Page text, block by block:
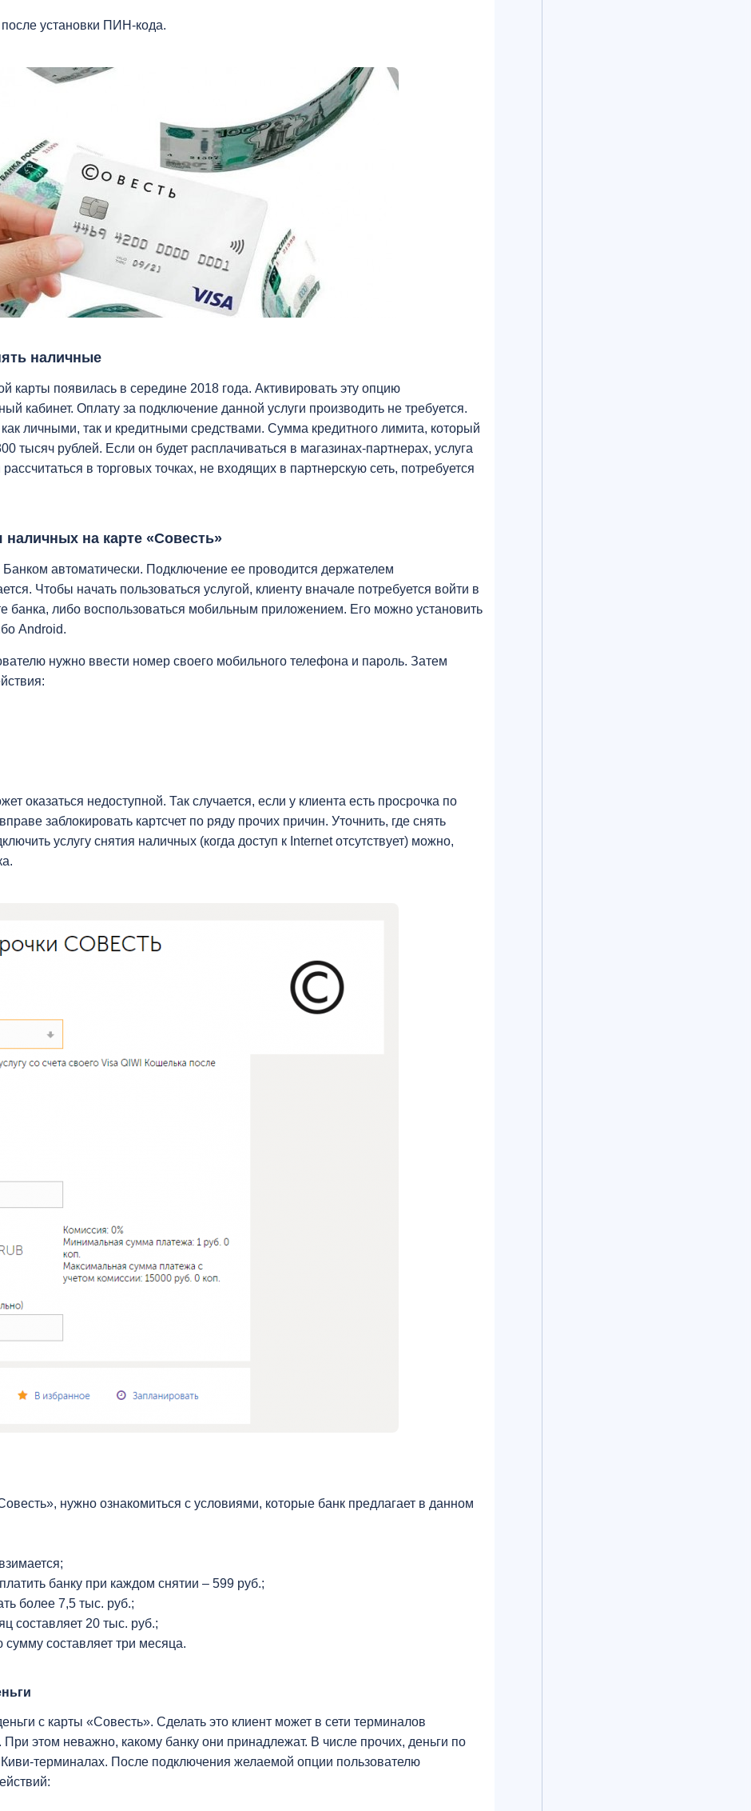
установки ПИН-кода.
наличные
карты появилась в середине 2018 года. Активировать эту опцию
кабинет. Оплату за подключение данной услуги производить не требуется.
личными, так и кредитными средствами. Сумма кредитного лимита, который
тысяч рублей. Если он будет расплачиваться в магазинах-партнерах, услуга
в торговых точках, не входящих в партнерскую сеть, потребуется
на карте «Совесть»
автоматически. Подключение ее проводится держателем
Чтобы начать пользоваться услугой, клиенту вначале потребуется войти в
банка, либо воспользоваться мобильным приложением. Его можно установить
Android.
нужно ввести номер своего мобильного телефона и пароль. Затем
оказаться недоступной. Так случается, если у клиента есть просрочка по
заблокировать картсчет по ряду прочих причин. Уточнить, где снять
услугу снятия наличных (когда доступ к Internet отсутствует) можно,
нужно ознакомиться с условиями, которые банк предлагает в данном
банку при каждом снятии – 599 руб.;
более 7,5 тыс. руб.;
составляет 20 тыс. руб.;
составляет три месяца.
с карты «Совесть». Сделать это клиент может в сети терминалов
этом неважно, какому банку они принадлежат. В числе прочих, деньги по
терминалах. После подключения желаемой опции пользователю